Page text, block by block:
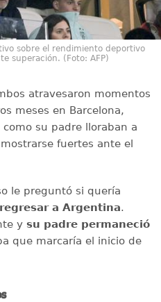
sobre el rendimiento deportivo
superación. (Foto: AFP)
atravesaron momentos
meses en Barcelona,
su padre lloraban a
fuertes ante el
le preguntó si quería
a Argentina.
y su padre permaneció
que marcaría el inicio de